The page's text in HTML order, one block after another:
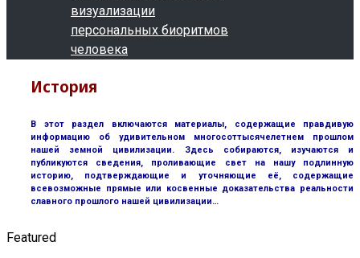
визуализации
персональных биоритмов
человека
История
В этот раздел включаются материалы, содержащие правдивую
информацию об удивительном многосоттысячелетнем прошлом
нашей земной цивилизации. Здесь собираются, изучаются и
публикуются сведения, проливающие свет на нашу подлинную
историю, подтверждающие и уточняющие её, содержащие
всевозможные прямые или косвенные доказательства реальности
славного прошлого нашей цивилизации…
Featured